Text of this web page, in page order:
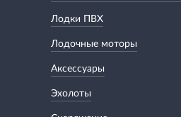
Лодки ПВХ
Лодочные моторы
Аксессуары
Эхолоты